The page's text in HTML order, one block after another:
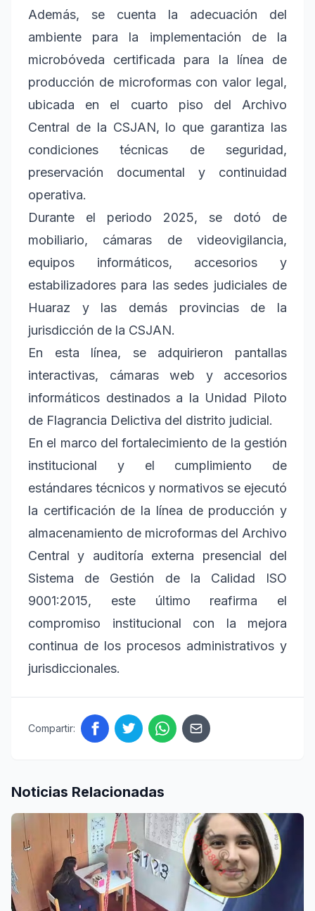
Además, se cuenta la adecuación del
ambiente para la implementación de la
microbóveda certificada para la línea de
producción de microformas con valor legal,
ubicada en el cuarto piso del Archivo
Central de la CSJAN, lo que garantiza las
condiciones técnicas de seguridad,
preservación documental y continuidad
operativa.
Durante el periodo 2025, se dotó de
mobiliario, cámaras de videovigilancia,
equipos informáticos, accesorios y
estabilizadores para las sedes judiciales de
Huaraz y las demás provincias de la
jurisdicción de la CSJAN.
En esta línea, se adquirieron pantallas
interactivas, cámaras web y accesorios
informáticos destinados a la Unidad Piloto
de Flagrancia Delictiva del distrito judicial.
En el marco del fortalecimiento de la gestión
institucional y el cumplimiento de
estándares técnicos y normativos se ejecutó
la certificación de la línea de producción y
almacenamiento de microformas del Archivo
Central y auditoría externa presencial del
Sistema de Gestión de la Calidad ISO
9001:2015, este último reafirma el
compromiso institucional con la mejora
continua de los procesos administrativos y
jurisdiccionales.
Compartir:
Noticias Relacionadas